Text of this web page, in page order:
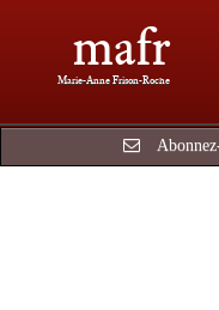
mafr
Marie-Anne Frison-Roche